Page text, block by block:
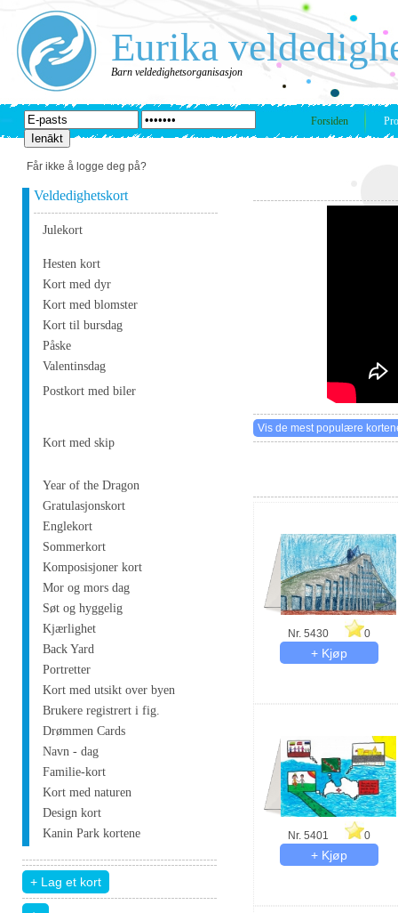
Eurika
Barn veldedighetsorganisasjon
Forsiden
Får ikke å logge deg på?
Veldedighetskort
Julekort
Hesten kort
Kort med dyr
Kort med blomster
Kort til bursdag
Påske
Valentinsdag
Postkort med biler
Kort med skip
Year of the Dragon
Gratulasjonskort
Englekort
Sommerkort
Komposisjoner kort
Mor og mors dag
Søt og hyggelig
Kjærlighet
Back Yard
Portretter
Kort med utsikt over byen
Brukere registrert i fig.
Drømmen Cards
Navn - dag
Familie-kort
Kort med naturen
Design kort
Kanin Park kortene
Nr. 5430 0
Nr. 5401 0